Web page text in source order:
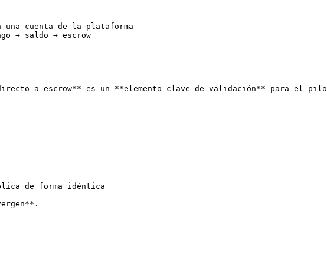
cuenta de la plataforma
→ saldo → escrow
a escrow** es un **elemento clave de validación** para el
de forma idéntica